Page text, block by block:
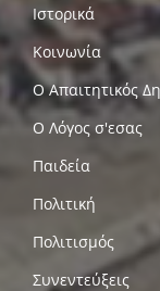
Ιστορικά
Κοινωνία
Ο Απαιτητικός
Ο Λόγος σ'εσας
Παιδεία
Πολιτική
Πολιτισμός
Συνεντεύξεις